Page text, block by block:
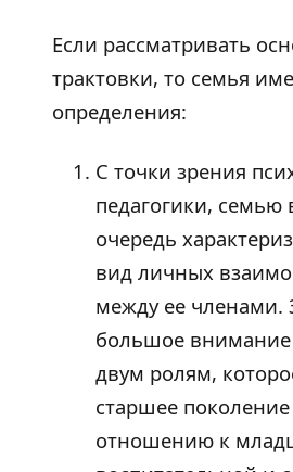
Если рассматривать
трактовки, то семья
определения:
С точки зрения
педагогики, семью
очередь
вид личных
между ее членами.
большое внимание
двум ролям,
старшее
отношению к